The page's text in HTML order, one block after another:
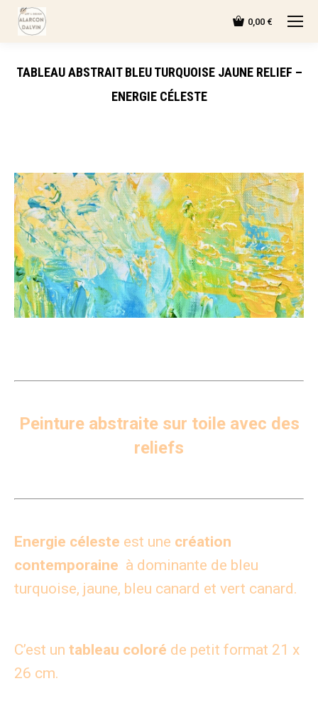
0,00 €
TABLEAU ABSTRAIT BLEU TURQUOISE JAUNE RELIEF –
ENERGIE CÉLESTE
Peinture abstraite sur toile avec des
reliefs
Energie céleste est une création
contemporaine à dominante de bleu
turquoise, jaune, bleu canard et vert canard.
C’est un tableau coloré de petit format 21 x
26 cm.